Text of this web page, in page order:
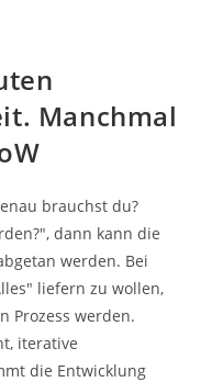
Manchmal
brauchst du?
dann kann die
werden. Bei
liefern zu wollen,
Prozess werden.
iterative
die Entwicklung